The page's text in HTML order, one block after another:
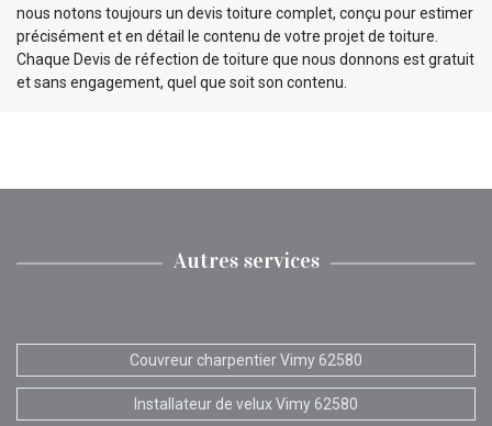
nous notons toujours un devis toiture complet, conçu pour estimer
précisément et en détail le contenu de votre projet de toiture.
Chaque Devis de réfection de toiture que nous donnons est gratuit
et sans engagement, quel que soit son contenu.
Autres services
Couvreur charpentier Vimy 62580
Installateur de velux Vimy 62580